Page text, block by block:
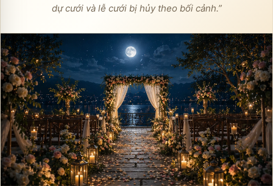
dự cưới và lễ cưới bị hủy theo bối cảnh.”